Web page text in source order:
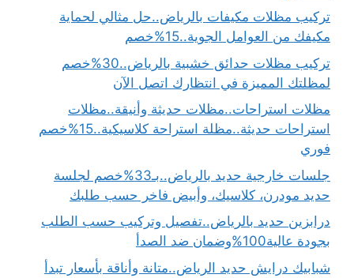
تركيب مظلات مكيفات بالرياض..حل مثالي لحماية
مكيفك من العوامل الجوية..15%خصم
تركيب مظلات حدائق خشبية بالرياض..30%خصم
لمظلتك المميزة في انتظارك اتصل الآن
مظلات استراحات..مظلات حديثة وأنيقة..مظلات
استراحات حديثة..مظلة استراحة كلاسيكية..15%خصم
فوري
جلسات خارجية حديد بالرياض..بـ33%خصم لجلسة
حديد مودرن، كلاسيك، وأبيض فاخر حسب طلبك
درابزين حديد بالرياض..تفصيل وتركيب حسب الطلب
بجودة عالية100%وضمان ضد الصدأ
شبابيك درايش حديد الرياض..متانة وأناقة بأسعار تبدأ